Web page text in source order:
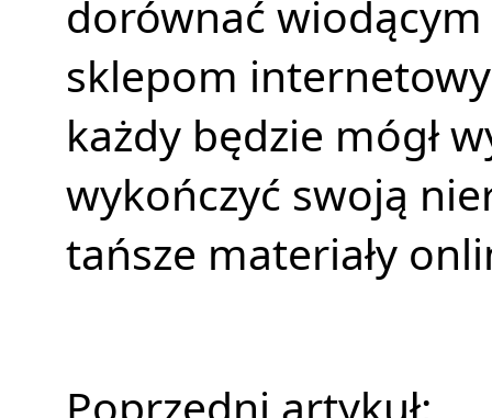
dorównać
sklepom
każdy będzie mógł
wykończyć swoją
tańsze materiały